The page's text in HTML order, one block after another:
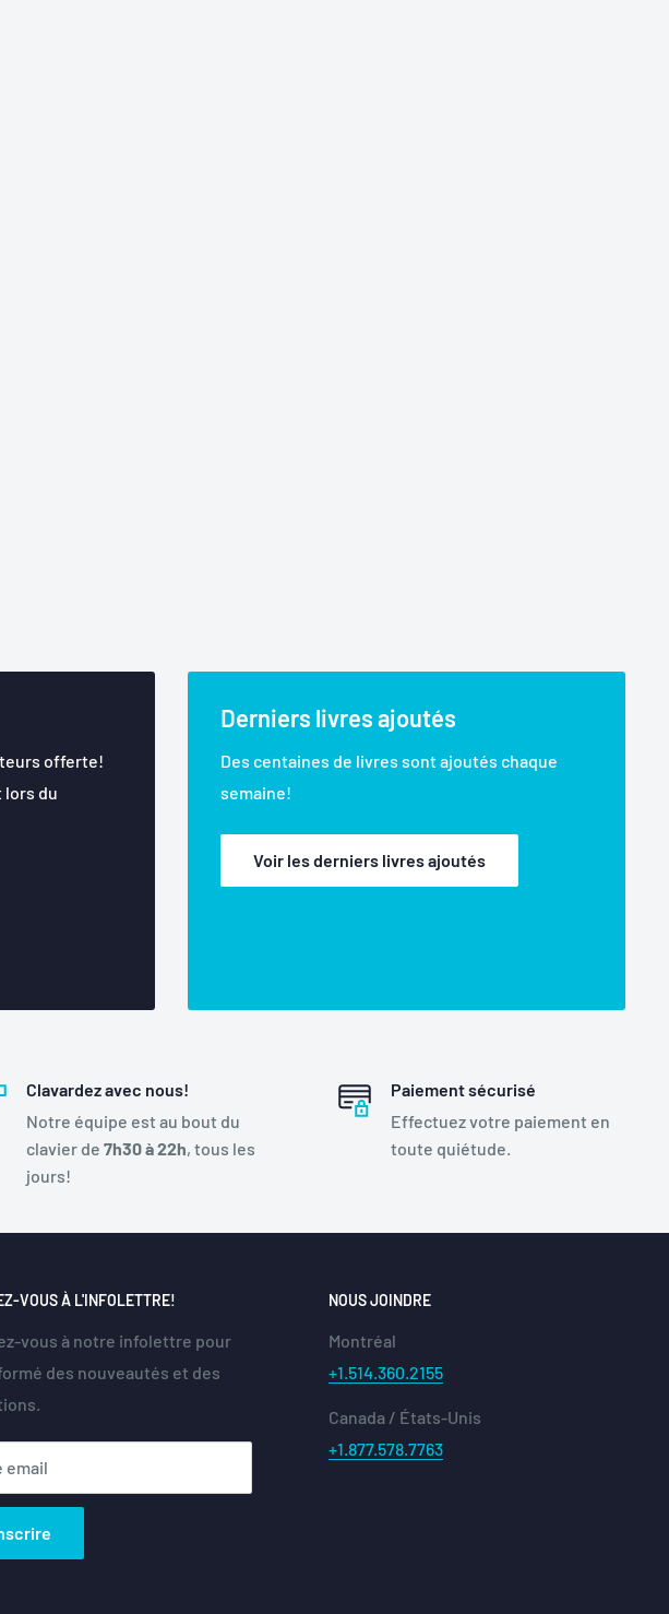
offerte!
lors du
Derniers livres ajoutés
Des centaines de livres sont ajoutés chaque
semaine!
Voir les derniers livres ajoutés
Clavardez avec nous!
Notre équipe est au bout du
clavier de 7h30 à 22h, tous les
jours!
Paiement sécurisé
Effectuez votre paiement en
toute quiétude.
VOUS À L'INFOLETTRE!
vous à notre infolettre pour
des nouveautés et des
email
NOUS JOINDRE
Montréal
+1.514.360.2155
Canada / États-Unis
+1.877.578.7763